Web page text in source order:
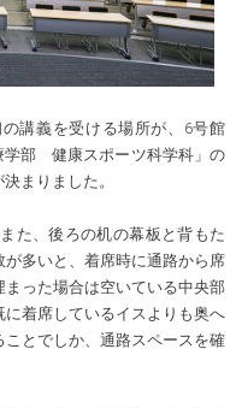
講義を受ける場所が、6号館
学部 健康スポーツ科学科」の
まりました。
た、後ろの机の幕板と背もた
多いと、着席時に通路から席
った場合は空いている中央部
着席しているイスよりも奥へ
とでしか、通路スペースを確